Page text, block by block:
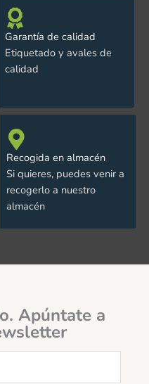
Garantía de calidad
Etiquetado y avales de
calidad
Recogida en almacén
Si quieres, puedes venir a
recogerlo a nuestro
almacén
Apúntate a